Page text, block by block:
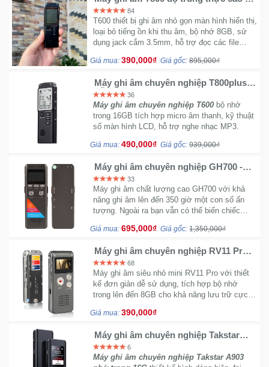
lọc âm - 12 tiếng Recoding - Bộ nhớ
trong 8GB
84
T600 thiết bị ghi âm nhỏ gọn màn hình hiển thị,
loại bỏ tiếng ồn khi thu âm, bộ nhớ 8GB, sử
dụng jack cắm 3.5mm, hỗ trợ đọc các file
Giá mua: 390,000₫ Giá gốc: 895,000₫
Máy ghi âm chuyên nghiệp T800plus
hỗ trợ nghe nhạc MP3 - Bộ nhớ trong
16GB
36
Máy ghi âm chuyên nghiệp T600 bộ nhớ
trong 16GB tích hợp micro âm thanh, kỹ thuật
số màn hình LCD, hỗ trợ nghe nhạc MP3.
Giá mua: 490,000₫ Giá gốc: 939,000₫
Máy ghi âm chuyên nghiệp GH700 -
Có micro ngoài đi kèm
33
Máy ghi âm chất lượng cao GH700 với khả
năng ghi âm lên đến 350 giờ một con số ấn
tượng. Ngoài ra bạn vẫn có thể biến chiếc
micro ngoài đi kèm.
Giá mua: 695,000₫ Giá gốc: 1,350,000₫
Máy ghi âm chuyên nghiệp RV11 Pro -
8GB bộ nhớ trong ghi âm liên tục 35h
68
Máy ghi âm siêu nhỏ mini RV11 Pro với thiết
kế đơn giản dễ sử dụng, tích hợp bộ nhớ
trong lên đến 8GB cho khả năng lưu trữ cực
hoạt.
Giá mua: 390,000₫
Máy ghi âm chuyên nghiệp Takstar
A903 nhớ trong 16G
6
Máy ghi âm chuyên nghiệp Takstar A903